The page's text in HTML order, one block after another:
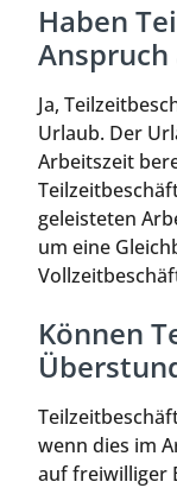
Haben
Ja,
Urlaub. Der
Arbeitszeit
geleisteten
um eine
Können
wenn dies im
auf freiwilliger